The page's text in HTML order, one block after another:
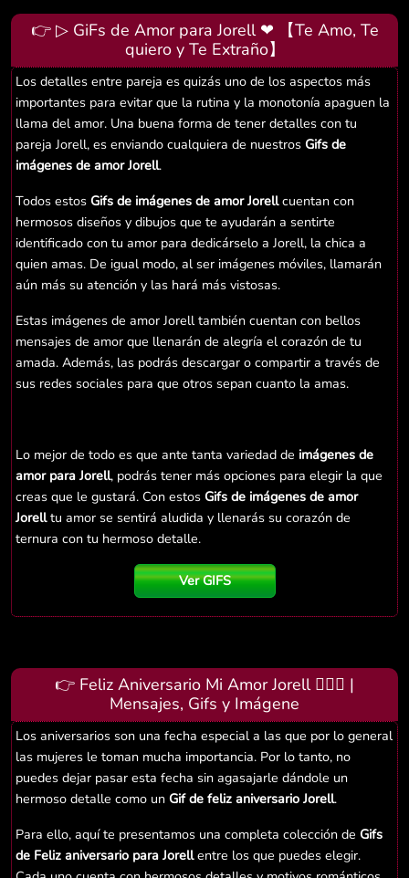
👉 ▷ GiFs de Amor para Jorell ❤ 【Te Amo, Te
quiero y Te Extraño】
Los detalles entre pareja es quizás uno de los aspectos más
importantes para evitar que la rutina y la monotonía apaguen la
llama del amor. Una buena forma de tener detalles con tu
pareja Jorell, es enviando cualquiera de nuestros Gifs de
imágenes de amor Jorell.
Todos estos Gifs de imágenes de amor Jorellcuentan con
hermosos diseños y dibujos que te ayudarán a sentirte
identificado con tu amor para dedicárselo a Jorell, la chica a
quien amas. De igual modo, al ser imágenes móviles, llamarán
aún más su atención y las hará más vistosas.
Estas imágenes de amor Jorell también cuentan con bellos
mensajes de amor que llenarán de alegría el corazón de tu
amada. Además, las podrás descargar o compartir a través de
sus redes sociales para que otros sepan cuanto la amas.
Lo mejor de todo es que ante tanta variedad de imágenes de
amor para Jorell, podrás tener más opciones para elegir la que
creas que le gustará. Con estos Gifs de imágenes de amor
Jorelltu amor se sentirá aludida y llenarás su corazón de
ternura con tu hermoso detalle.
Ver GIFS
👉 Feliz Aniversario Mi Amor Jorell 👨‍❤️‍👨 |
Mensajes, Gifs y Imágene
Los aniversarios son una fecha especial a las que por lo general
las mujeres le toman mucha importancia. Por lo tanto, no
puedes dejar pasar esta fecha sin agasajarle dándole un
hermoso detalle como un Gif de feliz aniversario Jorell.
Para ello, aquí te presentamos una completa colección de Gifs
de Feliz aniversario para Jorellentre los que puedes elegir.